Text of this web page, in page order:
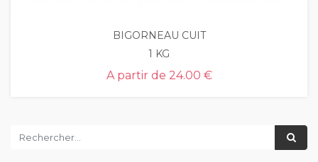
BIGORNEAU CUIT
1 KG
A partir de 24.00 €